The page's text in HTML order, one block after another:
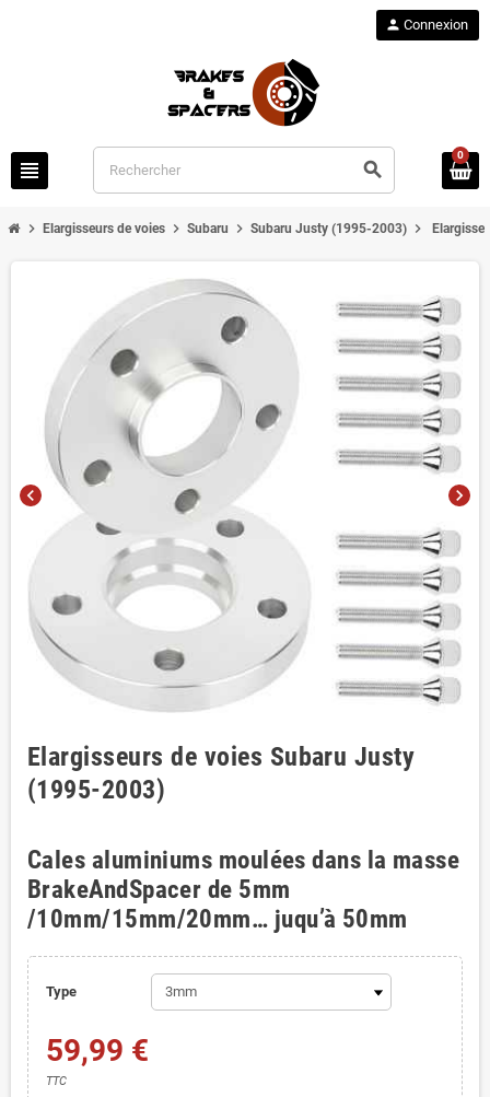
view_headline search
person Connexion
0
chevron_right Elargisseurs de voies chevron_right Subaru chevron_right Subaru Justy (1995-2003) chevron_right
chevron_left chevron_right
Elargisseurs de voies Subaru Justy
(1995-2003)
Cales aluminiums moulées dans la masse
BrakeAndSpacer de 5mm
/10mm/15mm/20mm… juqu’à 50mm
Type
59,99 €
TTC